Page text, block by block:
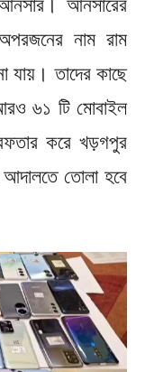
আনসারের
নাম রাম
যায়। তাদের কাছে
৬১ টি মোবাইল
করে খড়গপুর
তোলা হবে